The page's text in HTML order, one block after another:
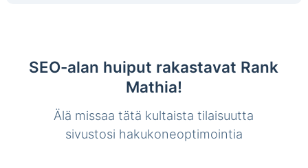
SEO-alan huiput rakastavat Rank
Mathia!
Älä missaa tätä kultaista tilaisuutta
sivustosi hakukoneoptimointia